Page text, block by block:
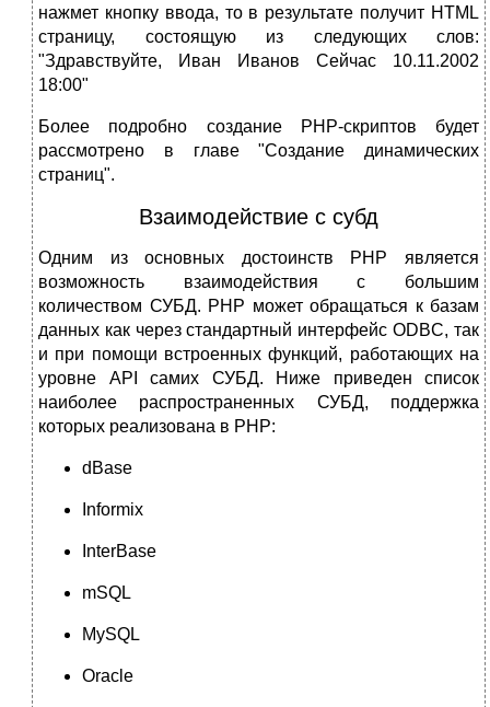
нажмет кнопку ввода, то в результате получит HTML
страницу, состоящую из следующих слов:
"Здравствуйте, Иван Иванов Сейчас 10.11.2002
18:00"
Более подробно создание PHP-скриптов будет
рассмотрено в главе "Создание динамических
страниц".
Взаимодействие с субд
Одним из основных достоинств PHP является
возможность взаимодействия с большим
количеством СУБД. PHP может обращаться к базам
данных как через стандартный интерфейс ODBC, так
и при помощи встроенных функций, работающих на
уровне API самих СУБД. Ниже приведен список
наиболее распространенных СУБД, поддержка
которых реализована в PHP:
dBase
Informix
InterBase
mSQL
MySQL
Oracle